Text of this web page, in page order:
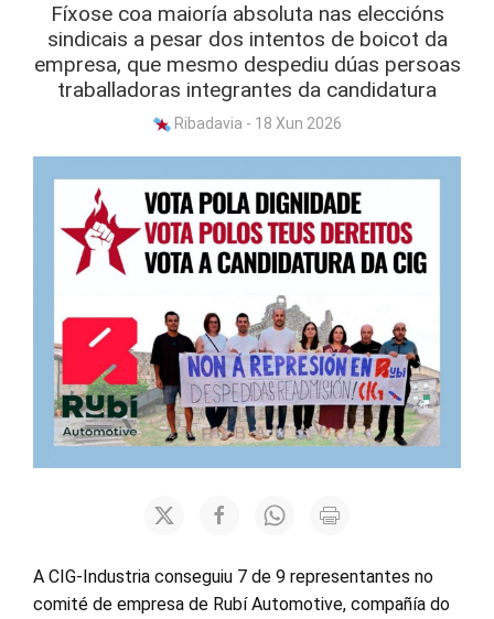
Fíxose coa maioría absoluta nas eleccións
sindicais a pesar dos intentos de boicot da
empresa, que mesmo despediu dúas persoas
traballadoras integrantes da candidatura
Ribadavia - 18 Xun 2026
A CIG-Industria conseguiu 7 de 9 representantes no
comité de empresa de Rubí Automotive, compañía do